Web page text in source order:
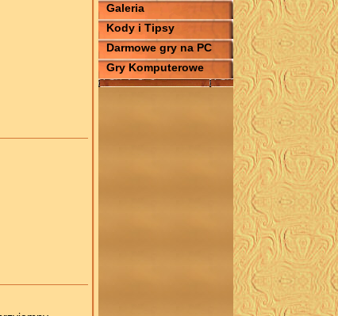
Galeria
Kody i Tipsy
Darmowe gry na PC
Gry Komputerowe